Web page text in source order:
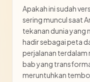
Apakah ini sudah
sering muncul saat
tekanan dunia yang
hadir sebagai peta
perjalanan terdalam
bab yang
meruntuhkan